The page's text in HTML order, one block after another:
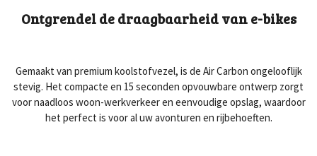
Ontgrendel de draagbaarheid van e-bikes
Gemaakt van premium koolstofvezel, is de Air Carbon ongelooflijk
stevig. Het compacte en 15 seconden opvouwbare ontwerp zorgt
voor naadloos woon-werkverkeer en eenvoudige opslag, waardoor
het perfect is voor al uw avonturen en rijbehoeften.